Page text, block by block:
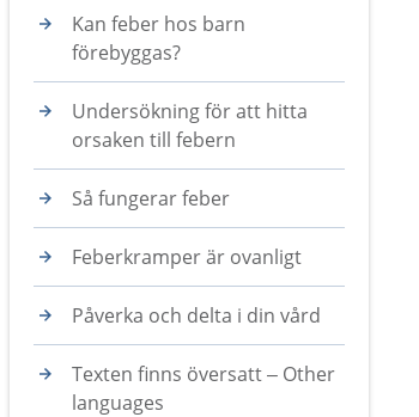
Kan feber hos barn
förebyggas?
Undersökning för att hitta
orsaken till febern
Så fungerar feber
Feberkramper är ovanligt
Påverka och delta i din vård
Texten finns översatt – Other
languages